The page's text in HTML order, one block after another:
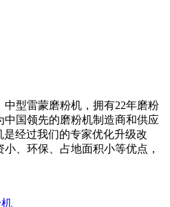
型雷蒙磨粉机，拥有22年磨粉
中国领先的磨粉机制造商和供应
经过我们的专家优化升级改
、环保、占地面积小等优点，